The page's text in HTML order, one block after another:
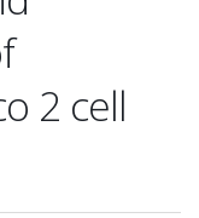
2 cell